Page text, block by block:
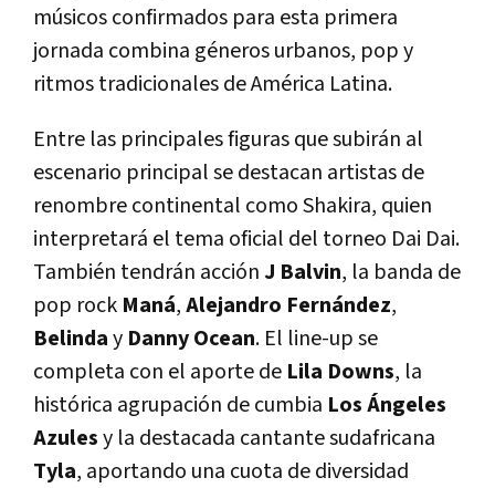
músicos confirmados para esta primera
jornada combina géneros urbanos, pop y
ritmos tradicionales de América Latina.
Entre las principales figuras que subirán al
escenario principal se destacan artistas de
renombre continental como Shakira, quien
interpretará el tema oficial del torneo Dai Dai.
También tendrán acciónJ Balvin, la banda de
pop rock Maná,Alejandro Fernández,
Belinday Danny Ocean. El line-up se
completa con el aporte de Lila Downs, la
histórica agrupación de cumbia Los Ángeles
Azulesy la destacada cantante sudafricana
Tyla, aportando una cuota de diversidad